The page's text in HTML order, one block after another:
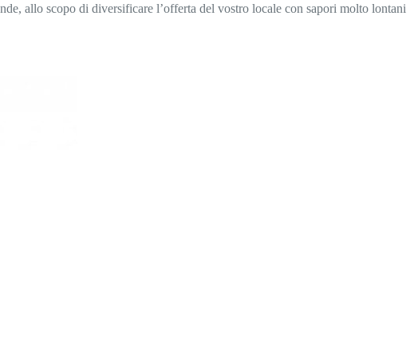
allo scopo di diversificare l’offerta del vostro locale con sapori molto lontani